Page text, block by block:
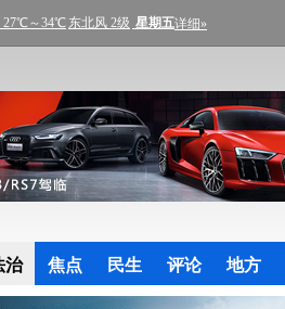
治 焦点 民生 评论 地方